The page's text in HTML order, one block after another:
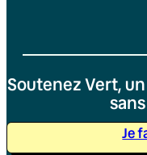
Soutenez Vert,
Je